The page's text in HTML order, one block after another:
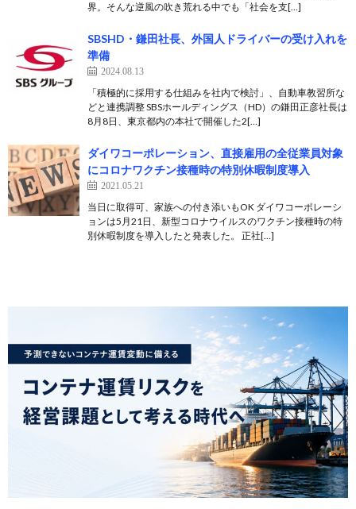
界。そんな逆風の吹き荒れる中でも「社会を支[…]
SBSHD・鎌田社長、外国人ドライバーの受け入れを
準備
2024.08.13
「積極的に採用する仕組みを社内で検討」、自動車教習所な
どと連携調整 SBSホールディングス（HD）の鎌田正彦社長は
8月8日、東京都内の本社で開催した2[…]
ダイワコーポレーション、直接雇用の全従業員対象
にコロナワクチン接種時の特別休暇制度導入
2021.05.21
当日に取得可、家族への付き添いもOK ダイワコーポレーシ
ョンは5月21日、新型コロナウイルスのワクチン接種時の特
別休暇制度を導入したと発表した。 正社[…]